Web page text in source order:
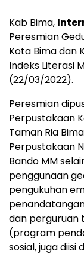
Kab Bima,
Peresmian
Kota Bima dan
Indeks Literasi
(22/03/2022).
Peresmian
Perpustakaan
Taman Ria
Perpustakaan
Bando MM
penggunaan
pengukuhan
dan perguruan
(program
sosial, juga diisi